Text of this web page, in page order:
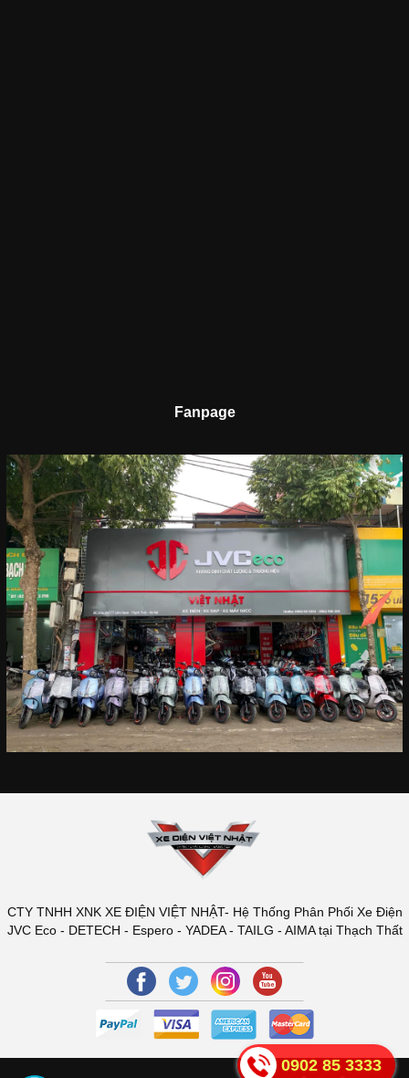
Fanpage
CTY TNHH XNK XE ĐIỆN VIỆT NHẬT- Hệ Thống Phân Phối Xe Điện
JVC Eco - DETECH - Espero - YADEA - TAILG - AIMA tại Thạch Thất
0902 85 3333